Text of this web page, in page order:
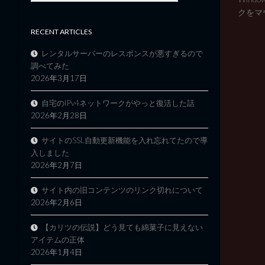
クをマ
RECENT ARTICLES
レンタルサーバーのレスポンスが悪すぎるので
調べてみた
2026年3月17日
自宅のIPv4ネットワークがやっと復活した話
2026年2月28日
サイトのSSL自動更新機能を入れ忘れてたので導
入しました
2026年2月7日
サイト内の旧コンテンツのリンク切れについて
2026年2月6日
【カリツの伝説】どう見ても綿菓子に見えない
アイテムの正体
2026年1月4日